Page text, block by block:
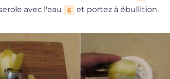
avec l'eau
6 et portez à ébullition.